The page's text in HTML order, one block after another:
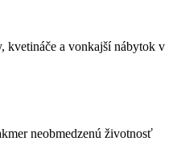
kvetináče a vonkajší nábytok v
neobmedzenú životnosť